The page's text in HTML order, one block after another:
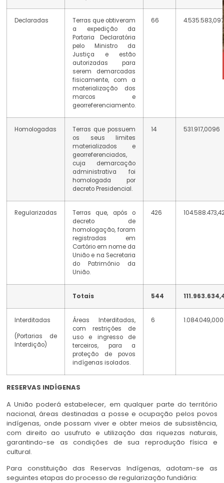
Declaradas
Terras que obtiveram
a expedição da
Portaria Declaratória
pelo Ministro da
Justiça e estão
autorizadas para
serem demarcadas
fisicamente, com a
materialização dos
marcos e
georreferenciamento.
66
Homologadas
Terras que possuem
os seus limites
materializados e
georreferenciados,
cuja demarcação
administrativa foi
homologada por
decreto Presidencial.
14 531.917,0096
Regularizadas
Terras que, após o
decreto de
homologação, foram
registradas em
Cartório em nome da
União e na Secretaria
do Patrimônio da
União.
426
Totais 544
Interditadas
(Portarias de
Interdição)
Áreas Interditadas,
com restrições de
uso e ingresso de
terceiros, para a
proteção de povos
indígenas isolados.
6
RESERVAS INDÍGENAS
A União poderá estabelecer, em qualquer parte do território
nacional, áreas destinadas a posse e ocupação pelos povos
indígenas, onde possam viver e obter meios de subsistência,
com direito ao usufruto e utilização das riquezas naturais,
garantindo-se as condições de sua reprodução física e
cultural.
Para constituição das Reservas Indígenas, adotam-se as
seguintes etapas do processo de regularização fundiária: